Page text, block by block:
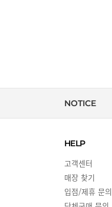
NOTICE
HELP
고객센터
매장 찾기
입점/제휴 문의